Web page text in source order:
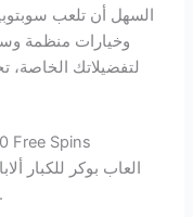
السهل أن تلعب
وخيارات منظمة
Free Spins
العاب بوكر للكبار
الإنترنت، خاصة على الأجهزة الأكثر حداثة.